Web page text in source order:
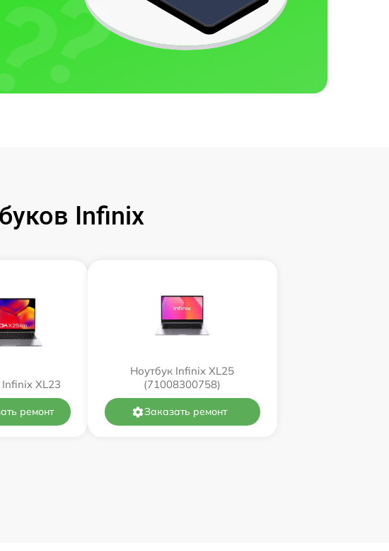
Infinix
XL23
ремонт
Ноутбук Infinix XL25
(71008300758)
Заказать ремонт